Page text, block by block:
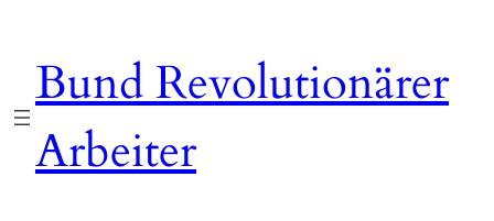
springen
Bund Revolutionärer
Arbeiter